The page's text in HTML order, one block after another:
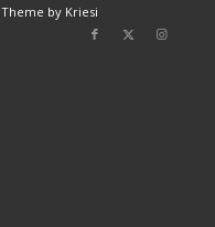
by Kriesi